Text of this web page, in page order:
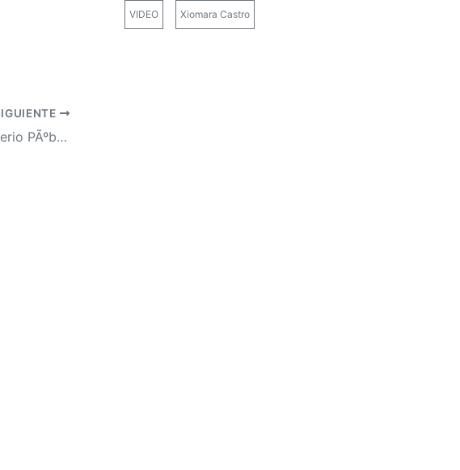
Â¿Por quÃ© el Ministerio PÃºblico se llama al silencio?
VIDEO Xiomara Castro